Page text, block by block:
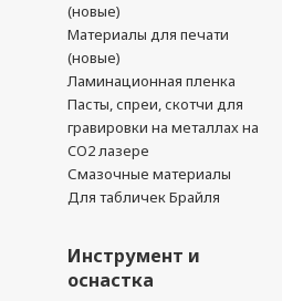
(новые)
Материалы для печати
(новые)
Ламинационная пленка
Пасты, спреи, скотчи для
гравировки на металлах на
CO2 лазере
Смазочные материалы
Для табличек Брайля
Инструмент и
оснастка